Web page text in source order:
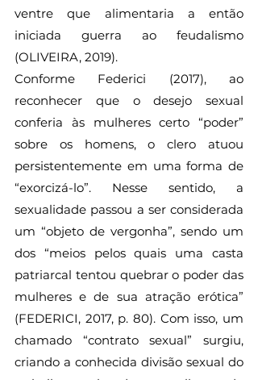
ventre que alimentaria a então
iniciada guerra ao feudalismo
(OLIVEIRA, 2019).
Conforme Federici (2017), ao
reconhecer que o desejo sexual
conferia às mulheres certo “poder”
sobre os homens, o clero atuou
persistentemente em uma forma de
“exorcizá-lo”. Nesse sentido, a
sexualidade passou a ser considerada
um “objeto de vergonha”, sendo um
dos “meios pelos quais uma casta
patriarcal tentou quebrar o poder das
mulheres e de sua atração erótica”
(FEDERICI, 2017, p. 80). Com isso, um
chamado “contrato sexual” surgiu,
criando a conhecida divisão sexual do